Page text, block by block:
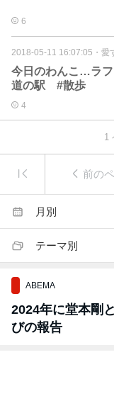
6
2018-05-11 16:07:05 ・ 愛
今日のわんこ…ラ
道の駅 #散歩
4
1
前の
月別
テーマ別
ABEMA
2024年に堂本剛
びの報告